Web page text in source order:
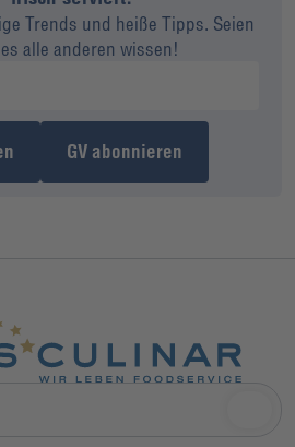
Trends und heiße Tipps. Seien
alle anderen wissen!
GV abonnieren